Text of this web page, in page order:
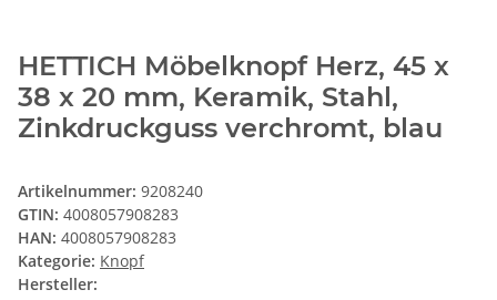
HETTICH Möbelknopf Herz, 45 x
38 x 20 mm, Keramik, Stahl,
Zinkdruckguss verchromt, blau
Artikelnummer: 9208240
GTIN: 4008057908283
HAN: 4008057908283
Kategorie: Knopf
Hersteller: